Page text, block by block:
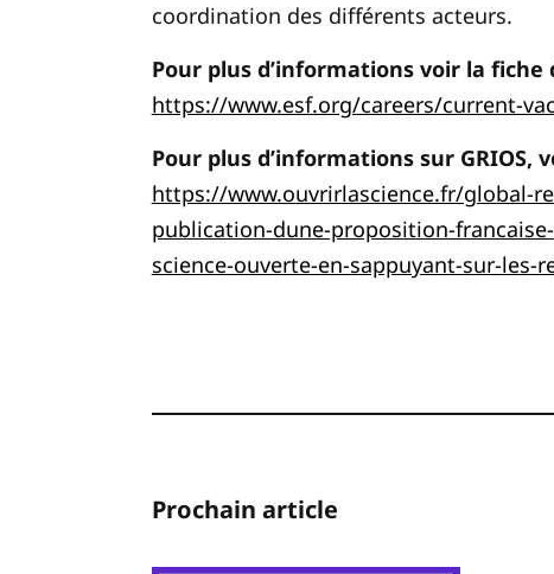
coordination des différents acteurs.
Pour plus d’informations voir la fiche
https://www.esf.org/careers/current-
Pour plus d’informations sur GRIOS,
https://www.ouvrirlascience.fr/global-
publication-dune-proposition-
science-ouverte-en-sappuyant-sur-les-
Prochain article